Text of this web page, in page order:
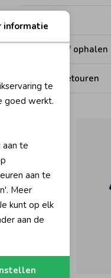
Betalen
Bezorgen of ophalen
Ruilen en retouren
informatie
te
goed werkt.
te
aan te
Meer
kunt op elk
aan de